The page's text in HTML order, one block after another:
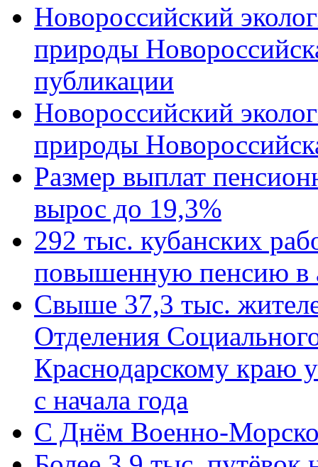
Новороссийский
природы
публикации
Новороссийский
природы
Размер выплат
вырос до 19,3%
292 тыс. кубанских
повышенную пенсию в
Свыше 37,3 тыс.
Отделения
Краснодарскому краю
с начала года
C Днём Военно-